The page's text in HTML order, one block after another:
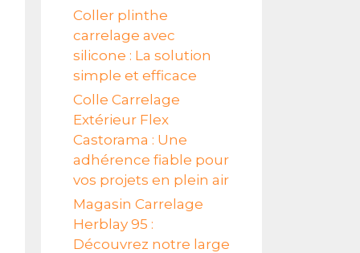
Coller plinthe
carrelage avec
silicone : La solution
simple et efficace
Colle Carrelage
Extérieur Flex
Castorama : Une
adhérence fiable pour
vos projets en plein air
Magasin Carrelage
Herblay 95 :
Découvrez notre large